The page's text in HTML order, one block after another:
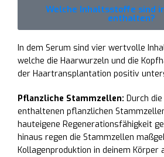
Welche Inhaltsstoffe sind
enthalten?
In dem Serum sind vier wertvolle
welche die Haarwurzeln und die
der Haartransplantation positiv
Pflanzliche Stammzellen: Durch
enthaltenen pflanzlichen
hauteigene Regenerationsfähigkeit
hinaus regen die Stammzellen
Kollagenproduktion in deinem Körper